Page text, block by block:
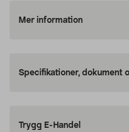
Mer information
Specifikationer, dokument
Trygg E-Handel